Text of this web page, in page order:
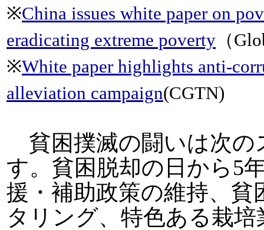
※China issues white paper on
eradicating extreme poverty （
※White paper highlights anti-
alleviation campaign(CGTN)
貧困撲滅の闘いは次の
す。貧困脱却の日から5
援・補助政策の維持、
タリング、特色ある栽